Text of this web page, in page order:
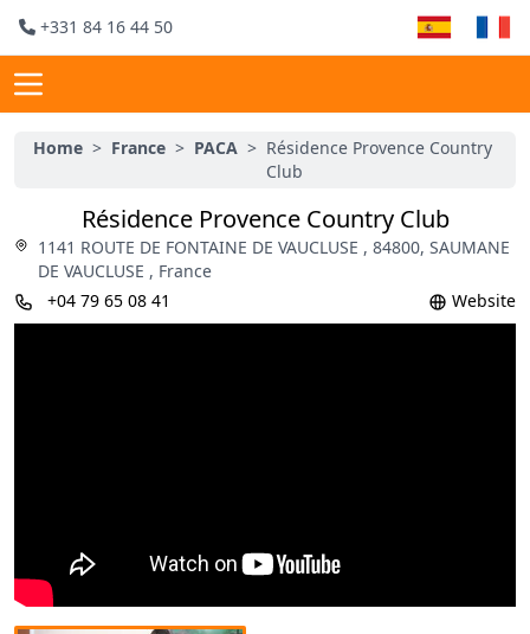
+331 84 16 44 50
Home > France > PACA > Résidence Provence Country
Club
Résidence Provence Country Club
1141 ROUTE DE FONTAINE DE VAUCLUSE , 84800, SAUMANE
DE VAUCLUSE , France
+04 79 65 08 41
Website